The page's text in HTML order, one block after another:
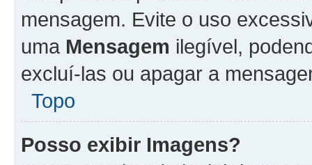
mensagem. Evite o uso
uma Mensagem ilegível,
excluí-las ou apagar a
Topo
Posso exibir Imagens?